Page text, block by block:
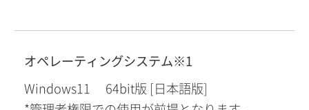
オペレーティングシステム※1
Windows11 64bit版 [日本語版]